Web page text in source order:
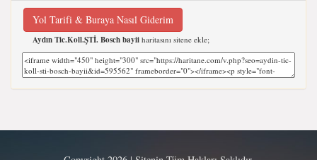
Yol Tarifi & Buraya Nasıl Giderim
Aydın Tic.Koll.ŞTİ. Bosch bayii haritasını sitene ekle;